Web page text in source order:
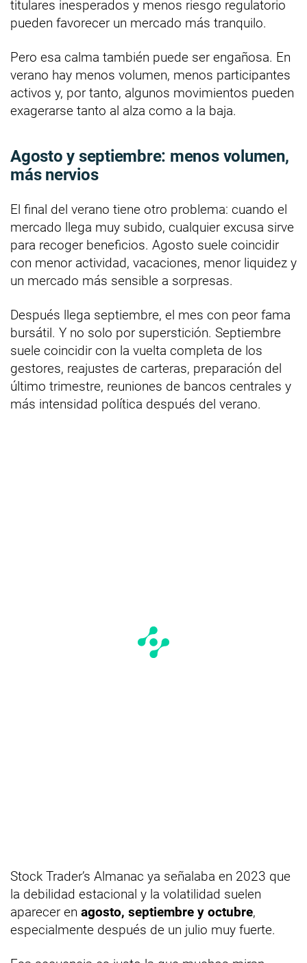
titulares inesperados y menos riesgo regulatorio
pueden favorecer un mercado más tranquilo.
Pero esa calma también puede ser engañosa. En
verano hay menos volumen, menos participantes
activos y, por tanto, algunos movimientos pueden
exagerarse tanto al alza como a la baja.
Agosto y septiembre: menos volumen,
más nervios
El final del verano tiene otro problema: cuando el
mercado llega muy subido, cualquier excusa sirve
para recoger beneficios. Agosto suele coincidir
con menor actividad, vacaciones, menor liquidez y
un mercado más sensible a sorpresas.
Después llega septiembre, el mes con peor fama
bursátil. Y no solo por superstición. Septiembre
suele coincidir con la vuelta completa de los
gestores, reajustes de carteras, preparación del
último trimestre, reuniones de bancos centrales y
más intensidad política después del verano.
Stock Trader’s Almanac ya señalaba en 2023 que
la debilidad estacional y la volatilidad suelen
aparecer en agosto, septiembre y octubre,
especialmente después de un julio muy fuerte.